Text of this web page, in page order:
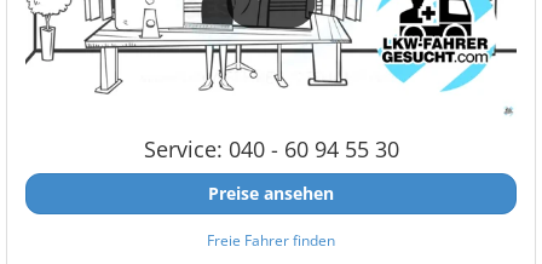
Service: 040 - 60 94 55 30
Preise ansehen
Freie Fahrer finden